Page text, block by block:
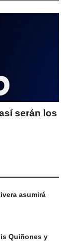
serán los
asumirá
Quiñones y